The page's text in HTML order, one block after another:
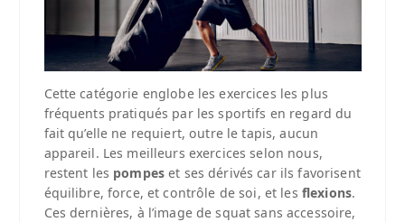
Cette catégorie englobe les exercices les plus
fréquents pratiqués par les sportifs en regard du
fait qu’elle ne requiert, outre le tapis, aucun
appareil. Les meilleurs exercices selon nous,
restent les pompes et ses dérivés car ils favorisent
équilibre, force, et contrôle de soi, et les flexions.
Ces dernières, à l’image de squat sans accessoire,